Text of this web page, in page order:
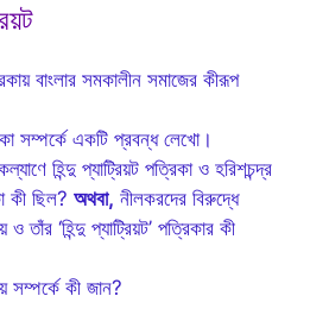
বাংলার সমকালীন সমাজের কীরূপ
সম্পর্কে একটি প্রবন্ধ লেখো।
হিন্দু প্যাট্রিয়ট পত্রিকা ও হরিশচন্দ্র
কী ছিল? অথবা, নীলকরদের বিরুদ্ধে
ও তাঁর ‘হিন্দু প্যাট্রিয়ট’ পত্রিকার কী
সম্পর্কে কী জান?